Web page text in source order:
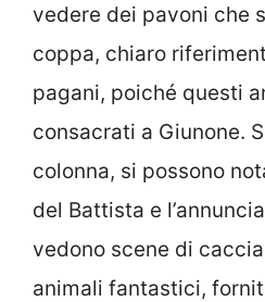
vedere dei pavoni che
coppa, chiaro
pagani, poiché questi
consacrati a Giunone.
colonna, si possono
del Battista e
vedono scene di
animali fantastici,